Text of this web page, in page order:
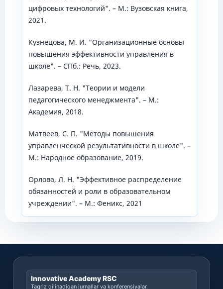
цифровых технологий". – М.: Вузовская книга,
2021.
Кузнецова, М. И. "Организационные основы
повышения эффективности управления в
школе". – СПб.: Речь, 2023.
Лазарева, Т. Н. "Теории и модели
педагогического менеджмента". – М.:
Академия, 2018.
Матвеев, С. П. "Методы повышения
управленческой результативности в школе". –
М.: Народное образование, 2019.
Орлова, Л. Н. "Эффективное распределение
обязанностей и роли в образовательном
учреждении". – М.: Феникс, 2021
Innovative Academy RSC
Taqriz qilinadigan jurnallar va konferensiyalar.